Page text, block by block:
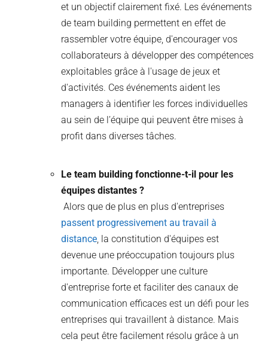
et un objectif clairement fixé. Les événements
de team building permettent en effet de
rassembler votre équipe, d'encourager vos
collaborateurs à développer des compétences
exploitables grâce à l'usage de jeux et
d'activités. Ces événements aident les
managers à identifier les forces individuelles
au sein de l’équipe qui peuvent être mises à
profit dans diverses tâches.
Le team building fonctionne-t-il pour les
équipes distantes ?
Alors que de plus en plus d'entreprises
passent progressivement au travail à
distance, la constitution d'équipes est
devenue une préoccupation toujours plus
importante. Développer une culture
d'entreprise forte et faciliter des canaux de
communication efficaces est un défi pour les
entreprises qui travaillent à distance. Mais
cela peut être facilement résolu grâce à un